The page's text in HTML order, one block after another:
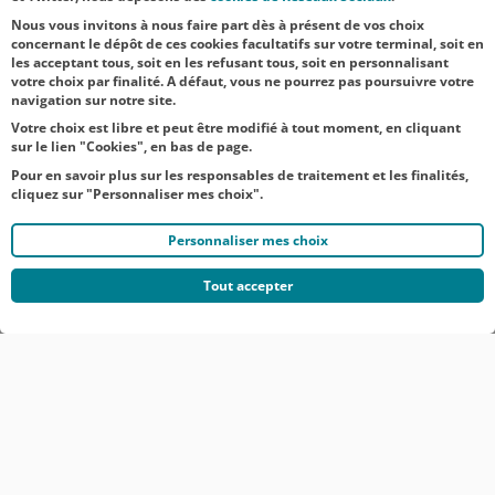
la compétence des juridictions françaises en
première instance comme en appel pour tout
litige relatif aux contenus et l’utilisation du site.
Nous vous invitons à nous faire part dès à présent de vos choix
concernant le dépôt de ces cookies facultatifs sur votre terminal, soit en
les acceptant tous, soit en les refusant tous, soit en personnalisant
votre choix par finalité. A défaut, vous ne pourrez pas poursuivre votre
navigation sur notre site.
Votre choix est libre et peut être modifié à tout moment, en cliquant
sur le lien "Cookies", en bas de page.
Pour en savoir plus sur les responsables de traitement et les finalités,
cliquez sur "Personnaliser mes choix".
Personnaliser mes choix
Tout accepter